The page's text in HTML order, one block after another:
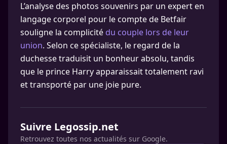
L’analyse des photos souvenirs par un expert en
langage corporel pour le compte de Betfair
souligne la complicité du couple lors de leur
union. Selon ce spécialiste, le regard de la
duchesse traduisit un bonheur absolu, tandis
que le prince Harry apparaissait totalement ravi
et transporté par une joie pure.
Suivre Legossip.net
Retrouvez toutes nos actualités sur Google.